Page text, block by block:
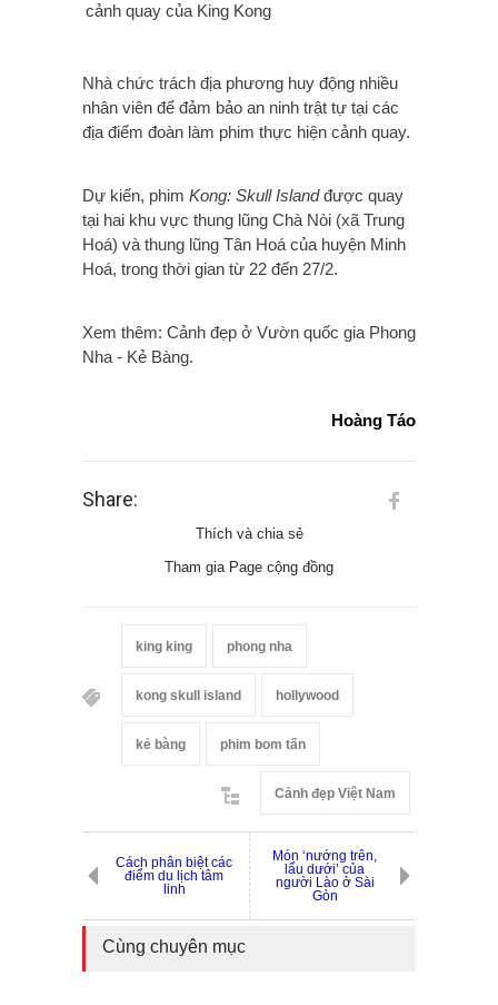
cảnh quay của King Kong
Nhà chức trách địa phương huy động nhiều
nhân viên để đảm bảo an ninh trật tự tại các
địa điểm đoàn làm phim thực hiện cảnh quay.
Dự kiến, phim Kong: Skull Islandđược quay
tại hai khu vực thung lũng Chà Nòi (xã Trung
Hoá) và thung lũng Tân Hoá của huyện Minh
Hoá, trong thời gian từ 22 đến 27/2.
Xem thêm: Cảnh đẹp ở Vườn quốc gia Phong
Nha - Kẻ Bàng.
Hoàng Táo
Share:
Thích và chia sẻ
Tham gia Page cộng đồng
king king phong nha
kong skull island hollywood
kẻ bàng phim bom tấn
Cảnh đẹp Việt Nam
Cách phân biệt các
điểm du lịch tâm
linh
Món ‘nướng trên,
lẩu dưới’ của
người Lào ở Sài
Gòn
Cùng chuyên mục